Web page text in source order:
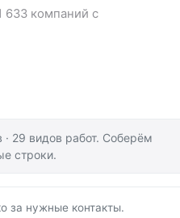
633 компаний с
29 видов работ. Соберём
строки.
за нужные контакты.